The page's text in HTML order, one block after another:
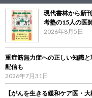
現代書林から新
考塾の15人の医
2026年8月5日
重症筋無力症への正しい知識
配信も
2026年7月31日
【がんを生きる緩和ケア医・